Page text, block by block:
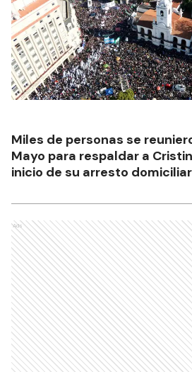
Miles de personas se
Mayo para respaldar a
inicio de su arresto
Ads